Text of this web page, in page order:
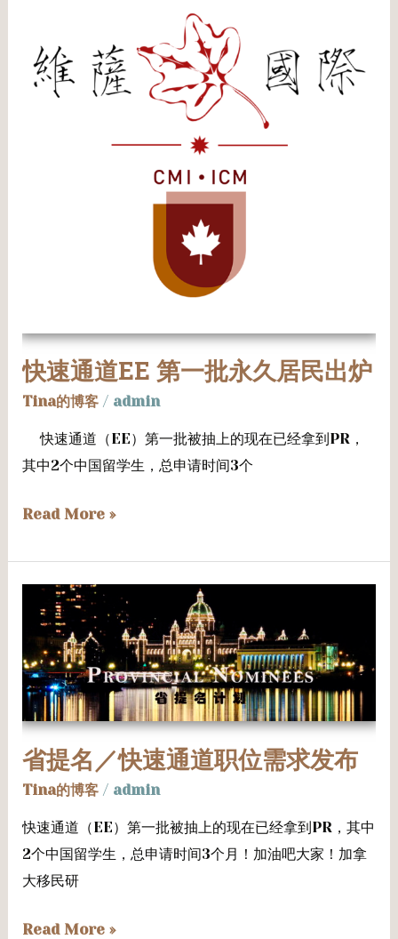
快速通道EE 第一批永久居民出炉
Tina的博客 / admin
快速通道（EE）第一批被抽上的现在已经拿到PR，
其中2个中国留学生，总申请时间3个
道
EE
Read More »
省提名／快速通道职位需求发布
Tina的博客 / admin
快速通道（EE）第一批被抽上的现在已经拿到PR，其中
2个中国留学生，总申请时间3个月！加油吧大家！加拿
大移民研
／
快
速
通
道
位
需
求
Read More »